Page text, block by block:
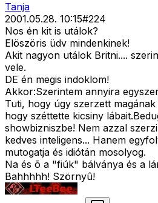
Tanja
2001.05.28. 10:15#224
Nos én kit is utálok?
Elöszöris üdv mindenkinek!
Akit nagyon utálok Britni....
vele.
DE én megis indoklom!
Akkor:Szerintem annyira
Tuti, hogy úgy szerzett
hogy széttette kicsiny
showbizniszbe! Nem azzal
kedves inteligens... Hanem
mutogatja és idiótán mosolyog.
Na és õ a "fiúk" bálványa és a
Bahhhhh! Szörnyû!